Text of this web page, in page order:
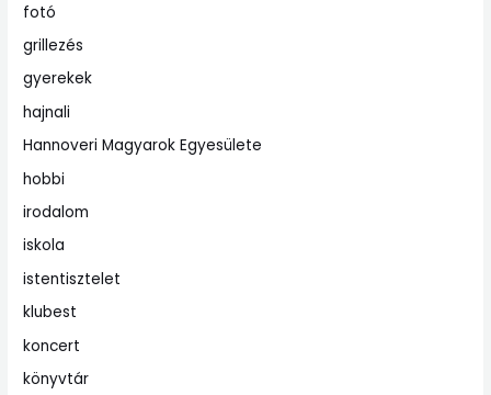
fotó
grillezés
gyerekek
hajnali
Hannoveri Magyarok Egyesülete
hobbi
irodalom
iskola
istentisztelet
klubest
koncert
könyvtár